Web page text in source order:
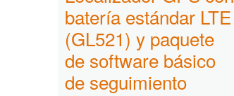
batería estándar LTE
(GL521) y paquete
de software básico
de seguimiento